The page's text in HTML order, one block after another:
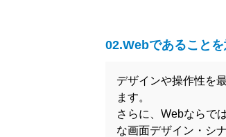
02.Webであること
デザインや操作性を
ます。
さらに、Webならで
な画面デザイン・シ